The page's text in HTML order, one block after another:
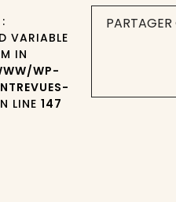
VARIABLE
IN
WP-
LINE 147